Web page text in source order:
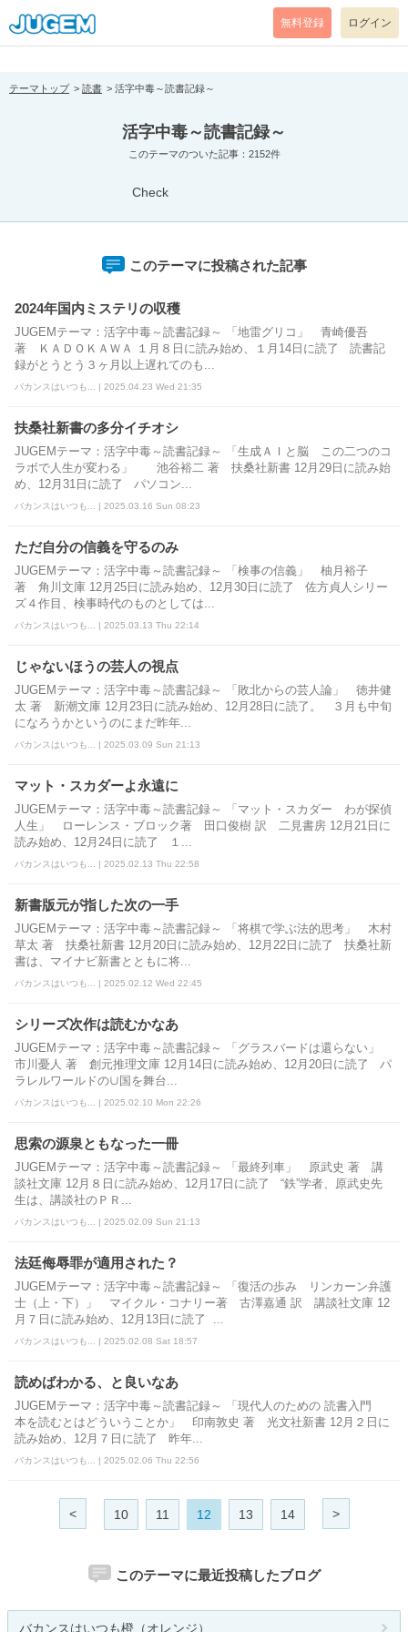
[pear_error: message="Success" code=0 mode=return level=notice
prefix="" info=""]
無料登録 ログイン
テーマトップ 読書 活字中毒～読書記録～
活字中毒～読書記録～
このテーマのついた記事：2152件
Check
このテーマに投稿された記事
2024年国内ミステリの収穫
JUGEMテーマ：活字中毒～読書記録～ 「地雷グリコ」 青崎優吾
著 ＫＡＤＯＫＡＷＡ １月８日に読み始め、１月14日に読了 読書記
録がとうとう３ヶ月以上遅れてのも...
バカンスはいつも... | 2025.04.23 Wed 21:35
扶桑社新書の多分イチオシ
JUGEMテーマ：活字中毒～読書記録～ 「生成ＡＩと脳 この二つのコ
ラボで人生が変わる」 池谷裕二 著 扶桑社新書 12月29日に読み始
め、12月31日に読了 パソコン...
バカンスはいつも... | 2025.03.16 Sun 08:23
ただ自分の信義を守るのみ
JUGEMテーマ：活字中毒～読書記録～ 「検事の信義」 柚月裕子
著 角川文庫 12月25日に読み始め、12月30日に読了 佐方貞人シリー
ズ４作目、検事時代のものとしては...
バカンスはいつも... | 2025.03.13 Thu 22:14
じゃないほうの芸人の視点
JUGEMテーマ：活字中毒～読書記録～ 「敗北からの芸人論」 徳井健
太 著 新潮文庫 12月23日に読み始め、12月28日に読了。 ３月も中旬
になろうかというのにまだ昨年...
バカンスはいつも... | 2025.03.09 Sun 21:13
マット・スカダーよ永遠に
JUGEMテーマ：活字中毒～読書記録～ 「マット・スカダー わが探偵
人生」 ローレンス・ブロック著 田口俊樹 訳 二見書房 12月21日に
読み始め、12月24日に読了 １...
バカンスはいつも... | 2025.02.13 Thu 22:58
新書版元が指した次の一手
JUGEMテーマ：活字中毒～読書記録～ 「将棋で学ぶ法的思考」 木村
草太 著 扶桑社新書 12月20日に読み始め、12月22日に読了 扶桑社新
書は、マイナビ新書とともに将...
バカンスはいつも... | 2025.02.12 Wed 22:45
シリーズ次作は読むかなあ
JUGEMテーマ：活字中毒～読書記録～ 「グラスバードは還らない」
市川憂人 著 創元推理文庫 12月14日に読み始め、12月20日に読了 パ
ラレルワールドの∪国を舞台...
バカンスはいつも... | 2025.02.10 Mon 22:26
思索の源泉ともなった一冊
JUGEMテーマ：活字中毒～読書記録～ 「最終列車」 原武史 著 講
談社文庫 12月８日に読み始め、12月17日に読了 “鉄”学者、原武史先
生は、講談社のＰＲ...
バカンスはいつも... | 2025.02.09 Sun 21:13
法廷侮辱罪が適用された？
JUGEMテーマ：活字中毒～読書記録～ 「復活の歩み リンカーン弁護
士（上・下）」 マイクル・コナリー著 古澤嘉通 訳 講談社文庫 12
月７日に読み始め、12月13日に読了 ...
バカンスはいつも... | 2025.02.08 Sat 18:57
読めばわかる、と良いなあ
JUGEMテーマ：活字中毒～読書記録～ 「現代人のための 読書入門
本を読むとはどういうことか」 印南敦史 著 光文社新書 12月２日に
読み始め、12月７日に読了 昨年...
バカンスはいつも... | 2025.02.06 Thu 22:56
< 10 11 12 13 14 >
このテーマに最近投稿したブログ
バカンスはいつも橙（オレンジ）